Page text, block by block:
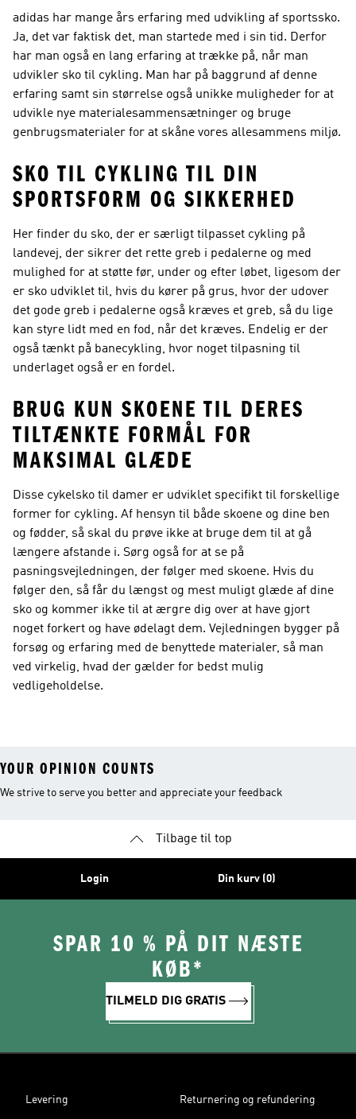
adidas har mange års erfaring med udvikling af sportssko.
Ja, det var faktisk det, man startede med i sin tid. Derfor
har man også en lang erfaring at trække på, når man
udvikler sko til cykling. Man har på baggrund af denne
erfaring samt sin størrelse også unikke muligheder for at
udvikle nye materialesammensætninger og bruge
genbrugsmaterialer for at skåne vores allesammens miljø.
SKO TIL CYKLING TIL DIN
SPORTSFORM OG SIKKERHED
Her finder du sko, der er særligt tilpasset cykling på
landevej, der sikrer det rette greb i pedalerne og med
mulighed for at støtte før, under og efter løbet, ligesom der
er sko udviklet til, hvis du kører på grus, hvor der udover
det gode greb i pedalerne også kræves et greb, så du lige
kan styre lidt med en fod, når det kræves. Endelig er der
også tænkt på banecykling, hvor noget tilpasning til
underlaget også er en fordel.
BRUG KUN SKOENE TIL DERES
TILTÆNKTE FORMÅL FOR
MAKSIMAL GLÆDE
Disse cykelsko til damer er udviklet specifikt til forskellige
former for cykling. Af hensyn til både skoene og dine ben
og fødder, så skal du prøve ikke at bruge dem til at gå
længere afstande i. Sørg også for at se på
pasningsvejledningen, der følger med skoene. Hvis du
følger den, så får du længst og mest muligt glæde af dine
sko og kommer ikke til at ærgre dig over at have gjort
noget forkert og have ødelagt dem. Vejledningen bygger på
forsøg og erfaring med de benyttede materialer, så man
ved virkelig, hvad der gælder for bedst mulig
vedligeholdelse.
YOUR OPINION COUNTS
We strive to serve you better and appreciate your feedback
Tilbage til top
Login Din kurv (0)
SPAR 10 % PÅ DIT NÆSTE
KØB*
TILMELD DIG GRATIS
Levering Returnering og refundering